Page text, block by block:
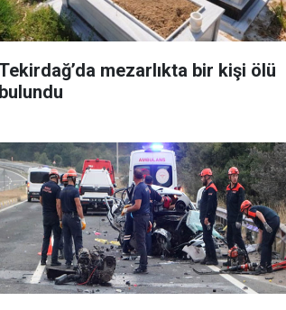
mezarlıkta bir kişi ölü
bulundu